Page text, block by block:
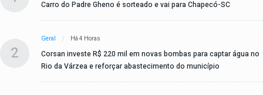
Carro do Padre Gheno é sorteado e vai para Chapecó-SC
2
Geral Há 4 Horas
Corsan investe R$ 220 mil em novas bombas para captar água no
Rio da Várzea e reforçar abastecimento do município